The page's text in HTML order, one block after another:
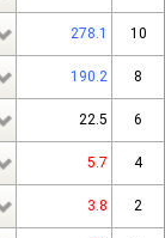
278.1 10
190.2 8
22.5 6
5.7 4
3.8 2